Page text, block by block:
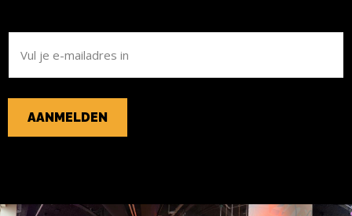
MAILADRES